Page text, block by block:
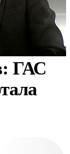
ГАС